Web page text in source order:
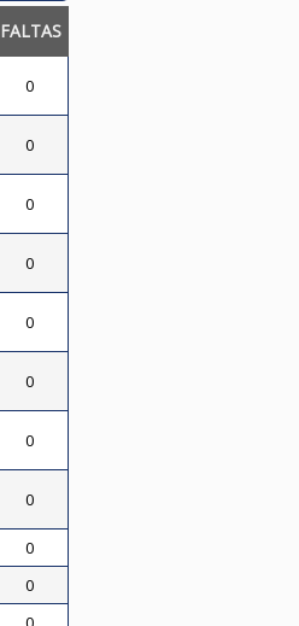
FALTAS
0
0
0
0
0
0
0
0
0
0